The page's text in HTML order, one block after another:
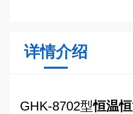
详情介绍
GHK-8702型恒温